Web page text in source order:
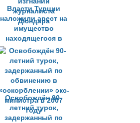
Власти Турции
наложили арест на
имущество
находящегося в
изгнании
журналиста
Дюндара
Освобождён 90-
летний турок,
задержанный по